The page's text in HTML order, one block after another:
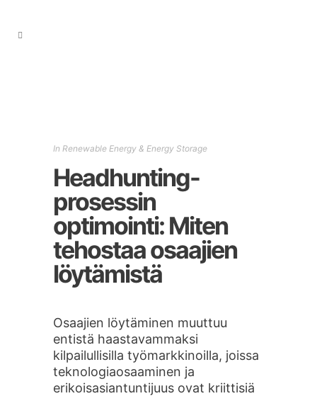
In Renewable Energy & Energy Storage
Headhunting-
prosessin
optimointi: Miten
tehostaa osaajien
löytämistä
Osaajien löytäminen muuttuu
entistä haastavammaksi
kilpailullisilla työmarkkinoilla, joissa
teknologiaosaaminen ja
erikoisasiantuntijuus ovat kriittisiä